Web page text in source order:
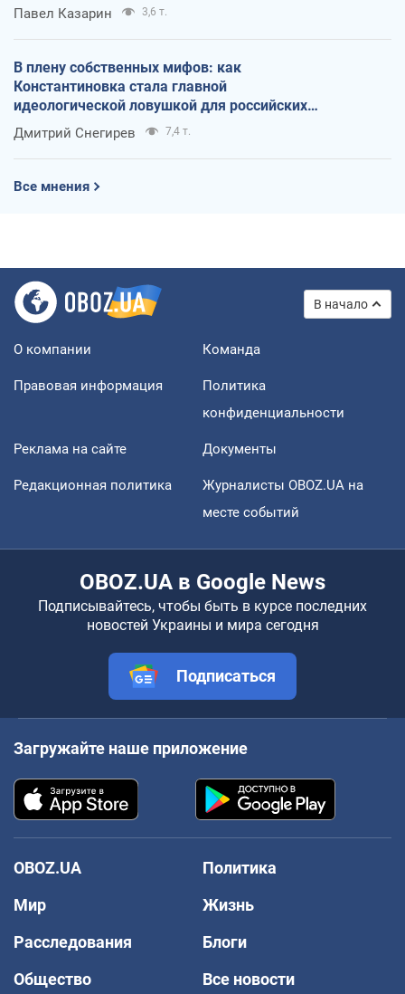
Павел Казарин 3,6 т.
В плену собственных мифов: как
Константиновка стала главной
идеологической ловушкой для российских
оккупантов
Дмитрий Снегирев 7,4 т.
Все мнения
В начало
О компании Команда
Правовая информация
Политика
конфиденциальности
Реклама на сайте Документы
Редакционная политика
Журналисты OBOZ.UA на
месте событий
OBOZ.UA в Google News
Подписывайтесь, чтобы быть в курсе последних
новостей Украины и мира сегодня
Подписаться
Загружайте наше приложение
OBOZ.UA
Политика
Мир
Жизнь
Расследования
Блоги
Общество
Все новости